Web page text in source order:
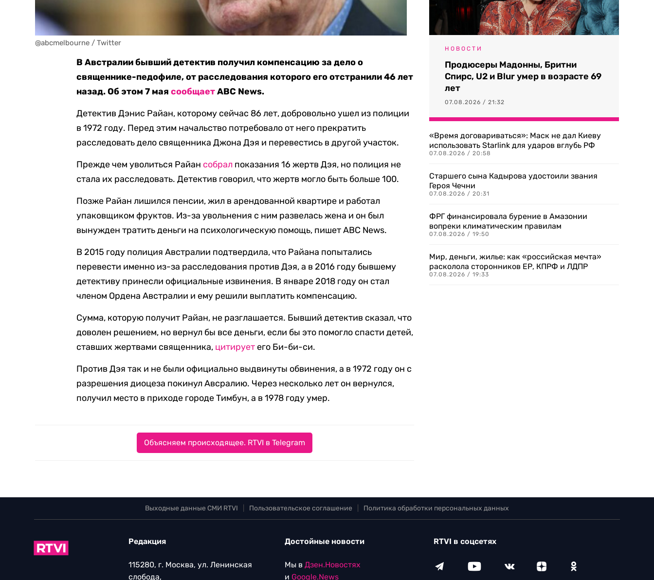
@abcmelbourne / Twitter
В Австралии бывший детектив получил компенсацию за дело о
священнике-педофиле, от расследования которого его отстранили 46 лет
назад. Об этом 7 маясообщаетABC News.
Детектив Дэнис Райан, которому сейчас 86 лет, добровольно ушел из полиции
в 1972 году. Перед этим начальство потребовало от него прекратить
расследовать дело священника Джона Дэя и перевестись в другой участок.
Прежде чем уволиться Райан собрал показания 16 жертв Дэя, но полиция не
стала их расследовать. Детектив говорил, что жертв могло быть больше 100.
Позже Райан лишился пенсии, жил в арендованной квартире и работал
упаковщиком фруктов. Из-за увольнения с ним развелась жена и он был
вынужден тратить деньги на психологическую помощь, пишет ABC News.
В 2015 году полиция Австралии подтвердила, что Райана попытались
перевести именно из-за расследования против Дэя, а в 2016 году бывшему
детективу принесли официальные извинения. В январе 2018 году он стал
членом Ордена Австралии и ему решили выплатить компенсацию.
Сумма, которую получит Райан, не разглашается. Бывший детектив сказал, что
доволен решением, но вернул бы все деньги, если бы это помогло спасти детей,
ставших жертвами священника, цитируетего Би-би-си.
Против Дэя так и не были официально выдвинуты обвинения, а в 1972 году он с
разрешения диоцеза покинул Авсралию. Через несколько лет он вернулся,
получил место в приходе городе Тимбун, а в 1978 году умер.
Объясняем происходящее. RTVI в Telegram
НОВОСТИ
Продюсеры Мадонны, Бритни
Спирс, U2 и Blur умер в возрасте 69
лет
07.08.2026 / 21:32
«Время договариваться»: Маск не дал Киеву
использовать Starlink для ударов вглубь РФ
07.08.2026 / 20:58
Старшего сына Кадырова удостоили звания
Героя Чечни
07.08.2026 / 20:31
ФРГ финансировала бурение в Амазонии
вопреки климатическим правилам
07.08.2026 / 19:50
Мир, деньги, жилье: как «российская мечта»
расколола сторонников ЕР, КПРФ и ЛДПР
07.08.2026 / 19:33
Выходные данные СМИ RTVI Пользовательское соглашение Политика обработки персональных данных
Редакция
115280, г. Москва, ул. Ленинская
слобода,
Достойные новости
Мы в Дзен.Новостях
и Google.News
RTVI в соцсетях